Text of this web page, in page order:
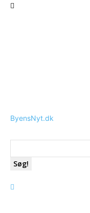
ByensNyt.dk
Søg!